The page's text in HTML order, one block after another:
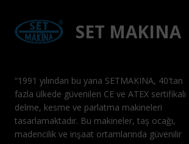
SET MAKINA
“1991 yılından bu yana SETMAKINA, 40'tan
fazla ülkede güvenilen CE ve ATEX sertifikalı
delme, kesme ve parlatma makineleri
tasarlamaktadır. Bu makineler, taş ocağı,
madencilik ve inşaat ortamlarında güvenilir